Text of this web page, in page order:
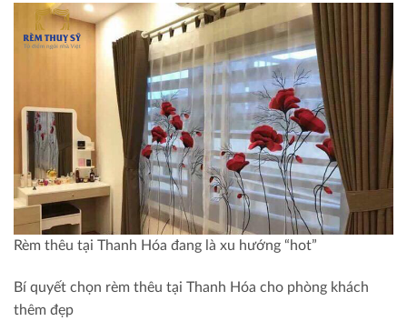
Rèm thêu tại Thanh Hóa đang là xu hướng “hot”
Bí quyết chọn rèm thêu tại Thanh Hóa cho phòng khách
thêm đẹp